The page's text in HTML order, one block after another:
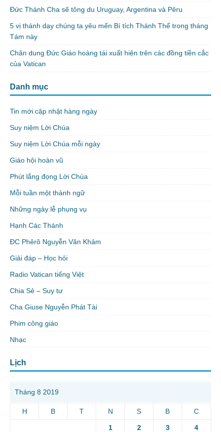
Đức Thánh Cha sẽ tông du Uruguay, Argentina và Pêru
5 vị thánh dạy chúng ta yêu mến Bí tích Thánh Thể trong tháng
Tám này
Chân dung Đức Giáo hoàng tái xuất hiện trên các đồng tiền cắc
của Vatican
Danh mục
Tin mới cập nhật hàng ngày
Suy niệm Lời Chúa
Suy niệm Lời Chúa mỗi ngày
Giáo hội hoàn vũ
Phút lắng đọng Lời Chúa
Mỗi tuần một thành ngữ
Những ngày lễ phụng vụ
Hạnh Các Thánh
ĐC Phêrô Nguyễn Văn Khảm
Giải đáp – Học hỏi
Radio Vatican tiếng Việt
Chia Sẻ – Suy tư
Cha Giuse Nguyễn Phát Tài
Phim công giáo
Nhạc
Lịch
Tháng 8 2019
H B T N S B C
1 2 3 4